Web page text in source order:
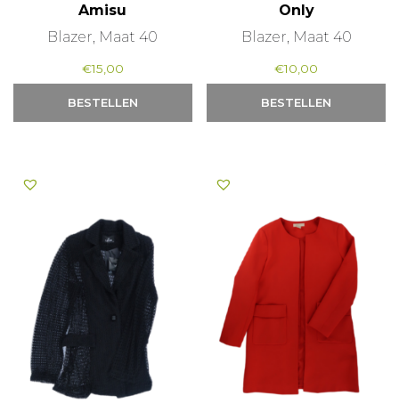
Amisu
Blazer, Maat 40
€15,00
BESTELLEN
Only
Blazer, Maat 40
€10,00
BESTELLEN